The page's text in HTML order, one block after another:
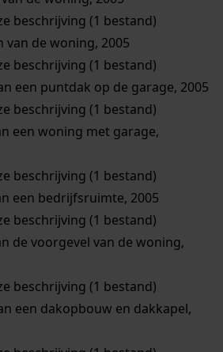
beschrijving (1 bestand)
van de woning, 2005
beschrijving (1 bestand)
een puntdak op de garage, 2005
beschrijving (1 bestand)
een woning met garage,
beschrijving (1 bestand)
een bedrijfsruimte, 2005
beschrijving (1 bestand)
de voorgevel van de woning,
beschrijving (1 bestand)
een dakopbouw en dakkapel,